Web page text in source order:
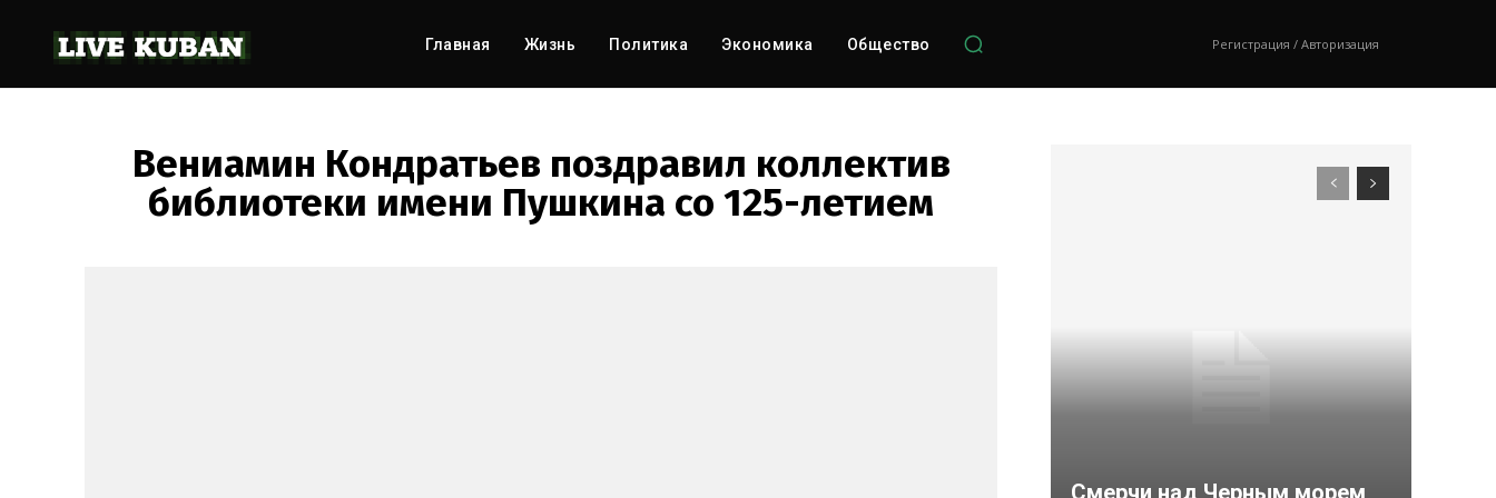
Главная Жизнь Политика Экономика Общество Регистрация / Авторизация
Вениамин Кондратьев поздравил коллектив
библиотеки имени Пушкина со 125-летием
Смерчи над Черным морем